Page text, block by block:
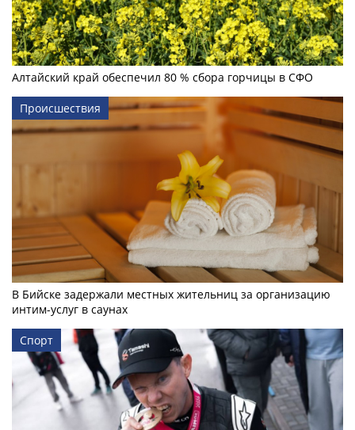
Алтайский край обеспечил 80 % сбора горчицы в СФО
Происшествия
В Бийске задержали местных жительниц за организацию
интим-услуг в саунах
Спорт